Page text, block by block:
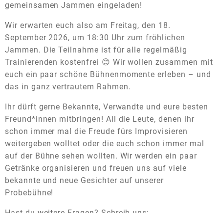
gemeinsamen Jammen eingeladen!
Wir erwarten euch also am Freitag, den 18.
September 2026, um 18:30 Uhr zum fröhlichen
Jammen. Die Teilnahme ist für alle regelmäßig
Trainierenden kostenfrei 😊 Wir wollen zusammen mit
euch ein paar schöne Bühnenmomente erleben – und
das in ganz vertrautem Rahmen.
Ihr dürft gerne Bekannte, Verwandte und eure besten
Freund*innen mitbringen! All die Leute, denen ihr
schon immer mal die Freude fürs Improvisieren
weitergeben wolltet oder die euch schon immer mal
auf der Bühne sehen wollten. Wir werden ein paar
Getränke organisieren und freuen uns auf viele
bekannte und neue Gesichter auf unserer
Probebühne!